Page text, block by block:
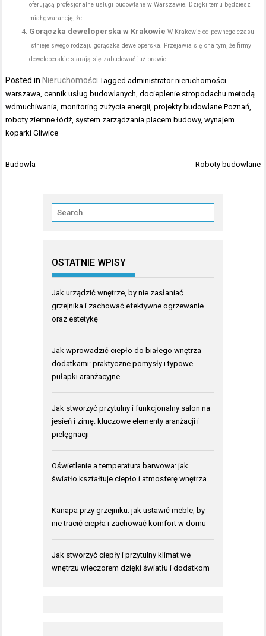
oferującą profesjonalne usługi budowlane w Warszawie. Dzięki temu będziesz
miał gwarancję, że...
Gorączka deweloperska w Krakowie W Krakowie od pewnego czasu
istnieje swego rodzaju gorączka deweloperska. Przejawia się ona tym, że firmy
deweloperskie starają się zabudować już prawie...
Posted in Nieruchomości Taggedadministrator nieruchomości
warszawa,cennik usług budowlanych,docieplenie stropodachu metodą
wdmuchiwania,monitoring zużycia energii,projekty budowlane Poznań,
roboty ziemne łódź, system zarządzania placem budowy,wynajem
koparki Gliwice
Nawigacja
Budowla Roboty budowlane
OSTATNIE WPISY
Jak urządzić wnętrze, by nie zasłaniać
grzejnika i zachować efektywne ogrzewanie
oraz estetykę
Jak wprowadzić ciepło do białego wnętrza
dodatkami: praktyczne pomysły i typowe
pułapki aranżacyjne
Jak stworzyć przytulny i funkcjonalny salon na
jesień i zimę: kluczowe elementy aranżacji i
pielęgnacji
Oświetlenie a temperatura barwowa: jak
światło kształtuje ciepło i atmosferę wnętrza
Kanapa przy grzejniku: jak ustawić meble, by
nie tracić ciepła i zachować komfort w domu
Jak stworzyć ciepły i przytulny klimat we
wnętrzu wieczorem dzięki światłu i dodatkom